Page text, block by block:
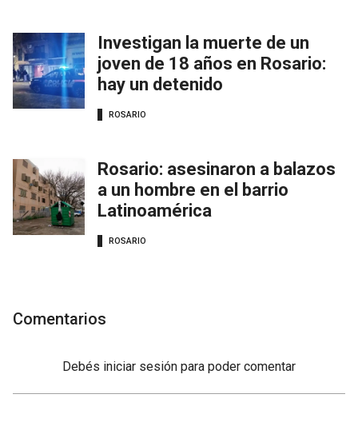
Investigan la muerte de un
joven de 18 años en Rosario:
hay un detenido
ROSARIO
Rosario: asesinaron a balazos
a un hombre en el barrio
Latinoamérica
ROSARIO
Comentarios
Debés iniciar sesión para poder comentar